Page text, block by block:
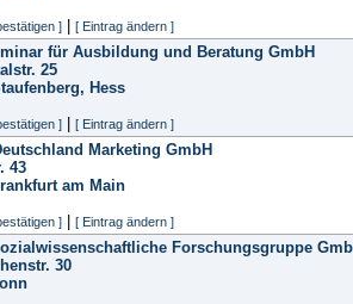
] [ Eintrag ändern ]
für Ausbildung und Beratung GmbH
25
Hess
] [ Eintrag ändern ]
Marketing GmbH
43
am Main
] [ Eintrag ändern ]
Forschungsgruppe
30